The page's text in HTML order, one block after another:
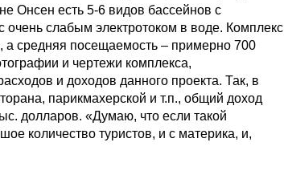
Онсен есть 5-6 видов бассейнов с
слабым электротоком в воде. Комплекс
а средняя посещаемость – примерно 700
и чертежи комплекса,
и доходов данного проекта. Так, в
парикмахерской и т.п., общий доход
долларов. «Думаю, что если такой
количество туристов, и с материка, и,